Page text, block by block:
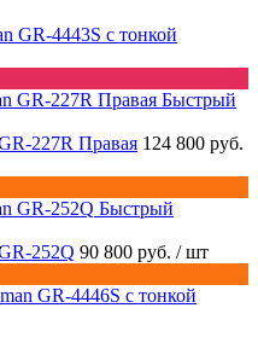
GR-4443S с тонкой
Быстрый
227R Правая 124 800 руб.
Быстрый
252Q 90 800 руб. / шт